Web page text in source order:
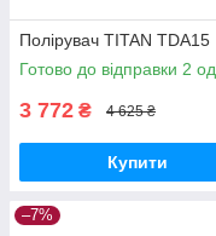
Полірувач TITAN TDA15
Готово до відправки 2 од.
3 772 ₴ 4 625 ₴
Купити
–7%